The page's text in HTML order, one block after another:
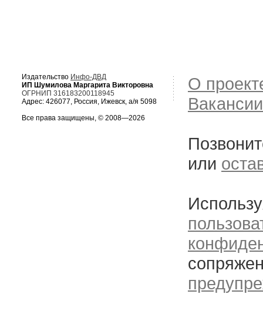
Издательство Инфо-ДВД
ИП Шумилова Маргарита Викторовна
ОГРНИП 316183200118945
Адрес: 426077, Россия, Ижевск, а/я 5098
Все права защищены, © 2008—2026
О
Вакансии
или